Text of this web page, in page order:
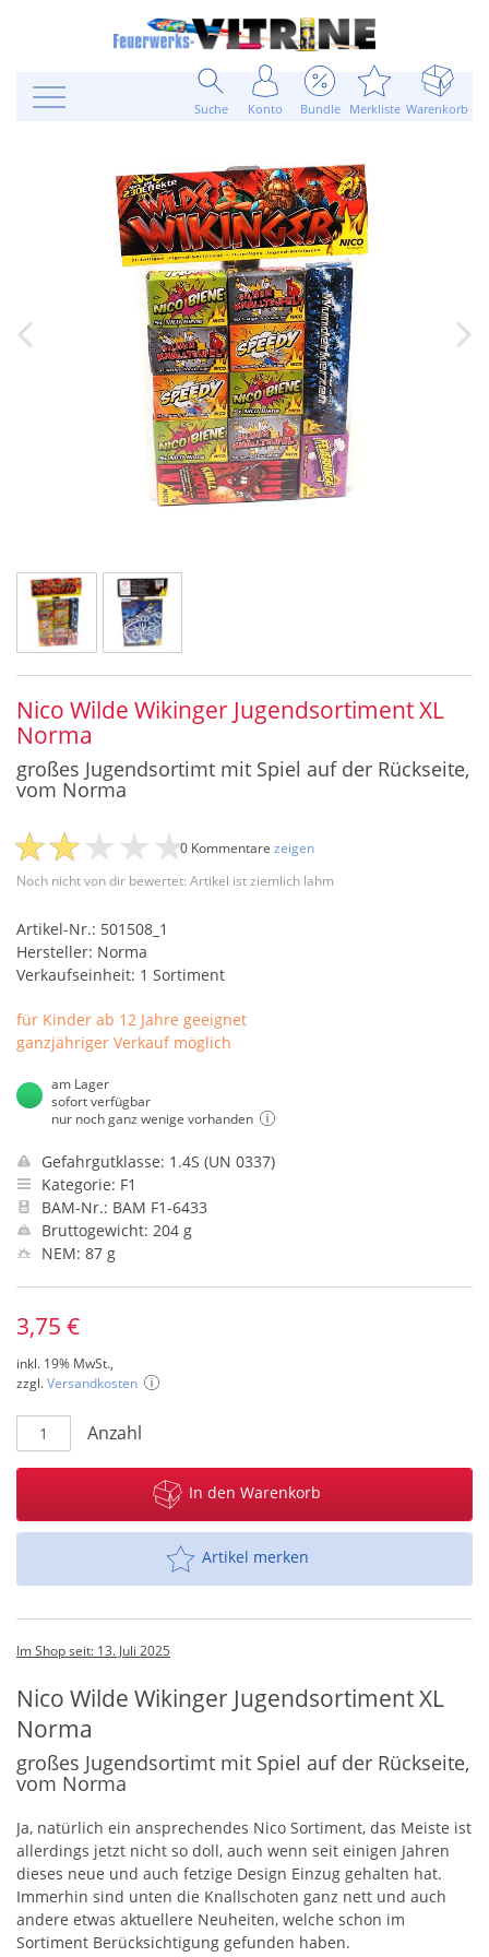
Suche Konto Bundle Merkliste Warenkorb
Nico Wilde Wikinger Jugendsortiment XL
Norma
großes Jugendsortimt mit Spiel auf der Rückseite,
vom Norma
Noch nicht von dir bewertet: Artikel ist ziemlich lahm
0 Kommentare zeigen
Artikel-Nr.: 501508_1
Hersteller: Norma
Verkaufseinheit: 1 Sortiment
für Kinder ab 12 Jahre geeignet
ganzjähriger Verkauf möglich
am Lager
sofort verfügbar
nur noch ganz wenige vorhanden
Gefahrgutklasse: 1.4S (UN 0337)
Kategorie: F1
BAM-Nr.: BAM F1-6433
Bruttogewicht: 204 g
NEM: 87 g
3,75 €
inkl. 19% MwSt.,
zzgl.Versandkosten
Anzahl
In den Warenkorb
Artikel merken
Im Shop seit: 13. Juli 2025
Nico Wilde Wikinger Jugendsortiment XL
Norma
großes Jugendsortimt mit Spiel auf der Rückseite,
vom Norma
Ja, natürlich ein ansprechendes Nico Sortiment, das Meiste ist
allerdings jetzt nicht so doll, auch wenn seit einigen Jahren
dieses neue und auch fetzige Design Einzug gehalten hat.
Immerhin sind unten die Knallschoten ganz nett und auch
andere etwas aktuellere Neuheiten, welche schon im
Sortiment Berücksichtigung gefunden haben.